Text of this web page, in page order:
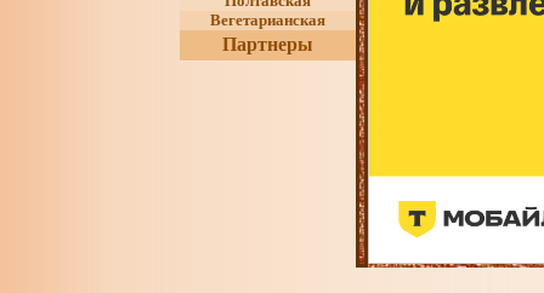
Вегетарианская
Партнеры